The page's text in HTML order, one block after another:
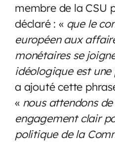
membre de la CSU
déclaré : « que le
européen aux
monétaires se
idéologique est
a ajouté cette
« nous attendons
engagement clair
politique de la